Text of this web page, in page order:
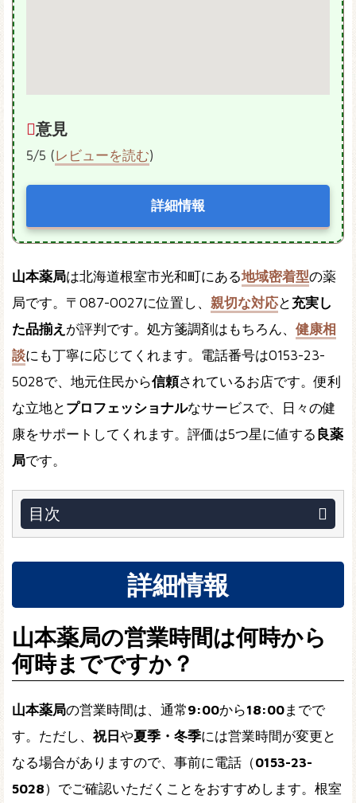
意見
5/5 (レビューを読む)
詳細情報
山本薬局は北海道根室市光和町にある地域密着型の薬
局です。〒087-0027に位置し、 親切な対応と 充実し
た品揃え が評判です。処方箋調剤はもちろん、 健康相
談にも丁寧に応じてくれます。電話番号は0153-23-
5028で、地元住民から信頼されているお店です。便利
な立地と プロフェッショナルなサービスで、日々の健
康をサポートしてくれます。評価は5つ星に値する 良薬
局です。
目次
詳細情報
山本薬局の営業時間は何時から
何時までですか？
山本薬局の営業時間は、通常9:00から18:00までで
す。ただし、祝日 や夏季・冬季には営業時間が変更と
なる場合がありますので、事前に電話（0153-23-
5028）でご確認いただくことをおすすめします。根室